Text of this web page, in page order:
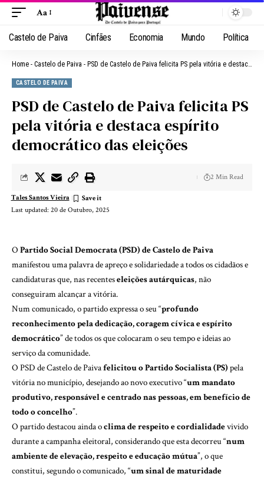
Aa
Castelo de Paiva Cinfães Economia Mundo Política
Home - Castelo de Paiva - PSD de Castelo de Paiva felicita PS pela vitória e destaca espírito democrático das eleições
CASTELO DE PAIVA
PSD de Castelo de Paiva felicita PS
pela vitória e destaca espírito
democrático das eleições
Last updated: 20 de Outubro, 2025
Tales Santos Vieira
2 Min Read
O Partido Social Democrata (PSD) de Castelo de Paiva
manifestou uma palavra de apreço e solidariedade a todos os cidadãos e
candidaturas que, nas recenteseleições autárquicas, não
conseguiram alcançar a vitória.
Num comunicado, o partido expressa o seu “profundo
reconhecimento pela dedicação, coragem cívica e espírito
democrático” de todos os que colocaram o seu tempo e ideias ao
serviço da comunidade.
O PSD de Castelo de Paivafelicitou o Partido Socialista (PS) pela
vitória no município, desejando ao novo executivo “um mandato
produtivo, responsável e centrado nas pessoas, em benefício de
todo o concelho”.
O partido destacou ainda oclima de respeito e cordialidadevivido
durante a campanha eleitoral, considerando que esta decorreu “num
ambiente de elevação, respeito e educação mútua”, o que
constitui, segundo o comunicado, “um sinal de maturidade